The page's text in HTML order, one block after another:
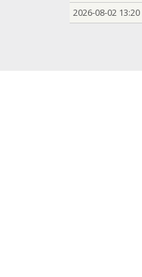
2026-08-02 13:20